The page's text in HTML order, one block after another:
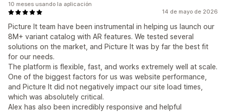
14 de mayo de 2026
Picture It team have been instrumental in helping us launch our
8M+ variant catalog with AR features. We tested several
solutions on the market, and Picture It was by far the best fit
for our needs.
The platform is flexible, fast, and works extremely well at scale.
One of the biggest factors for us was website performance,
and Picture It did not negatively impact our site load times,
which was absolutely critical.
Alex has also been incredibly responsive and helpful
10 meses usando la aplicación